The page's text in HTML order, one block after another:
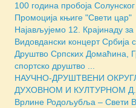
100 година пробоја
Промоција књиге "Свети цар"
Најављујемо 12. Крајинаду
Видовдански концерт Србија
Друштво Српских Домаћина,
спортско друштво ...
НАУЧНО-ДРУШТВЕНИ
ДУХОВНОМ И КУЛТУРНОМ
Врлине Родољубља – Свети